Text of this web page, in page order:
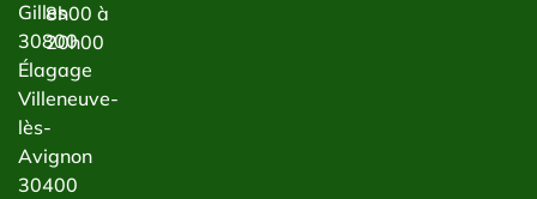
Gilles
30800
Élagage
Villeneuve-
lès-
Avignon
30400
8h00 à
20h00